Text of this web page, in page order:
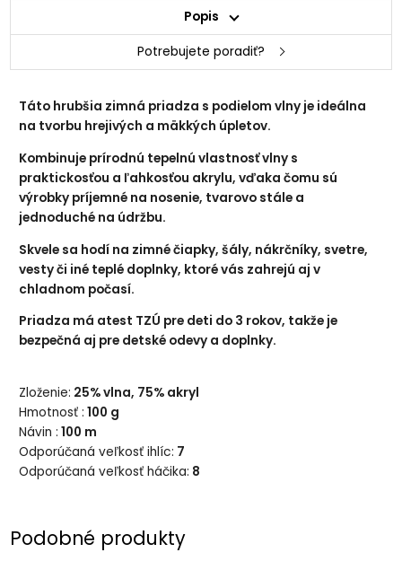
217 svetlá ružová 3017 starofialová
8041 fuksiová
156 červená
Popis
Potrebujete poradiť?
Táto hrubšia zimná priadza s podielom vlny je ideálna
na tvorbu hrejivých a mäkkých úpletov.
Kombinuje prírodnú tepelnú vlastnosť vlny s
praktickosťou a ľahkosťou akrylu, vďaka čomu sú
výrobky príjemné na nosenie, tvarovo stále a
jednoduché na údržbu.
Skvele sa hodí na zimné čiapky, šály, nákrčníky, svetre,
vesty či iné teplé doplnky, ktoré vás zahrejú aj v
chladnom počasí.
Priadza má atest TZÚ pre deti do 3 rokov, takže je
bezpečná aj pre detské odevy a doplnky.
Zloženie: 25% vlna, 75% akryl
Hmotnosť : 100 g
Návin : 100 m
Odporúčaná veľkosť ihlíc: 7
Odporúčaná veľkosť háčika: 8
Podobné produkty